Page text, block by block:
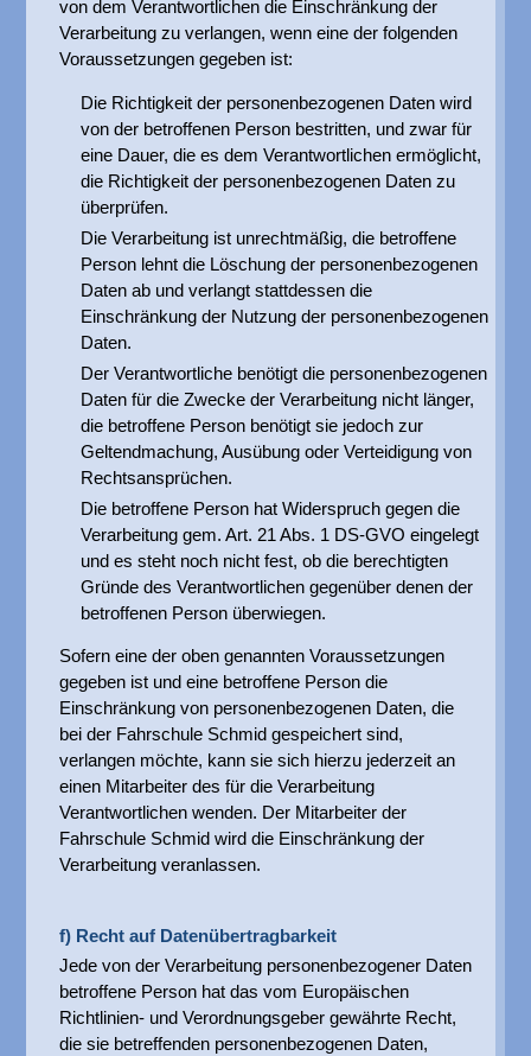
von dem Verantwortlichen die Einschränkung der
Verarbeitung zu verlangen, wenn eine der folgenden
Voraussetzungen gegeben ist:
Die Richtigkeit der personenbezogenen Daten wird
von der betroffenen Person bestritten, und zwar für
eine Dauer, die es dem Verantwortlichen ermöglicht,
die Richtigkeit der personenbezogenen Daten zu
überprüfen.
Die Verarbeitung ist unrechtmäßig, die betroffene
Person lehnt die Löschung der personenbezogenen
Daten ab und verlangt stattdessen die
Einschränkung der Nutzung der personenbezogenen
Daten.
Der Verantwortliche benötigt die personenbezogenen
Daten für die Zwecke der Verarbeitung nicht länger,
die betroffene Person benötigt sie jedoch zur
Geltendmachung, Ausübung oder Verteidigung von
Rechtsansprüchen.
Die betroffene Person hat Widerspruch gegen die
Verarbeitung gem. Art. 21 Abs. 1 DS-GVO eingelegt
und es steht noch nicht fest, ob die berechtigten
Gründe des Verantwortlichen gegenüber denen der
betroffenen Person überwiegen.
Sofern eine der oben genannten Voraussetzungen
gegeben ist und eine betroffene Person die
Einschränkung von personenbezogenen Daten, die
bei der Fahrschule Schmid gespeichert sind,
verlangen möchte, kann sie sich hierzu jederzeit an
einen Mitarbeiter des für die Verarbeitung
Verantwortlichen wenden. Der Mitarbeiter der
Fahrschule Schmid wird die Einschränkung der
Verarbeitung veranlassen.
f) Recht auf Datenübertragbarkeit
Jede von der Verarbeitung personenbezogener Daten
betroffene Person hat das vom Europäischen
Richtlinien- und Verordnungsgeber gewährte Recht,
die sie betreffenden personenbezogenen Daten,